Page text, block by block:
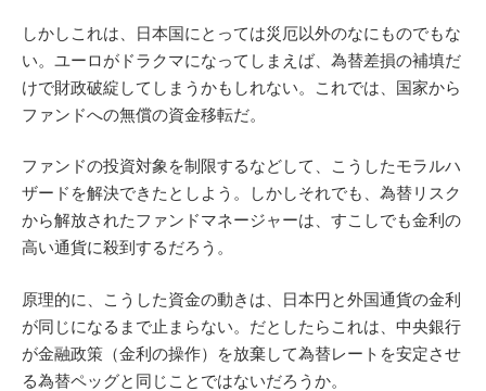
しかしこれは、日本国にとっては災厄以外のなにものでもな
い。ユーロがドラクマになってしまえば、為替差損の補填だ
けで財政破綻してしまうかもしれない。これでは、国家から
ファンドへの無償の資金移転だ。
ファンドの投資対象を制限するなどして、こうしたモラルハ
ザードを解決できたとしよう。しかしそれでも、為替リスク
から解放されたファンドマネージャーは、すこしでも金利の
高い通貨に殺到するだろう。
原理的に、こうした資金の動きは、日本円と外国通貨の金利
が同じになるまで止まらない。だとしたらこれは、中央銀行
が金融政策（金利の操作）を放棄して為替レートを安定させ
る為替ペッグと同じことではないだろうか。